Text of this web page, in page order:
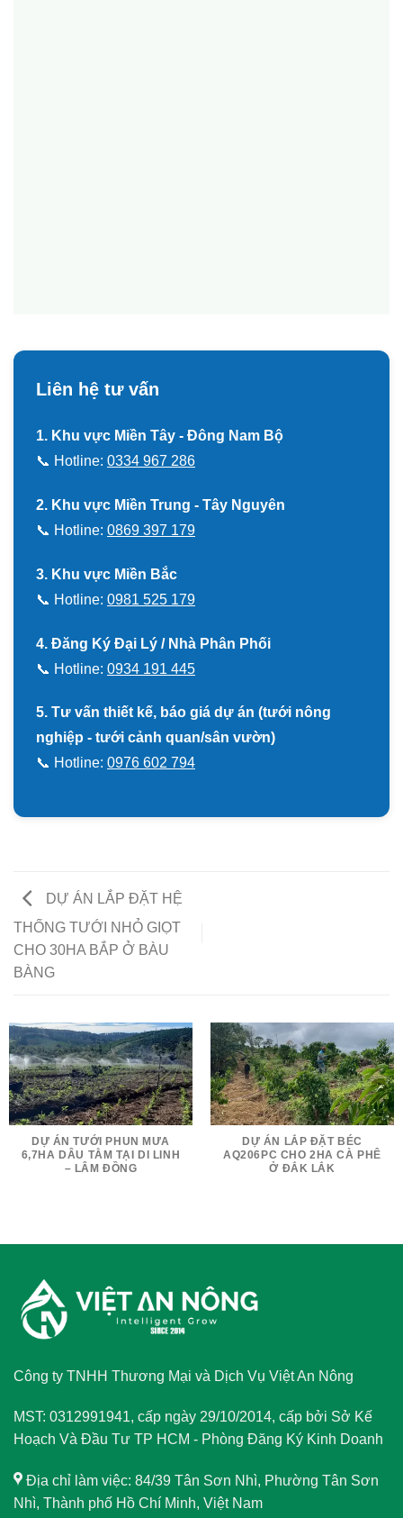
Liên hệ tư vấn
1. Khu vực Miền Tây - Đông Nam Bộ
📞 Hotline: 0334 967 286
2. Khu vực Miền Trung - Tây Nguyên
📞 Hotline: 0869 397 179
3. Khu vực Miền Bắc
📞 Hotline: 0981 525 179
4. Đăng Ký Đại Lý / Nhà Phân Phối
📞 Hotline: 0934 191 445
5. Tư vấn thiết kế, báo giá dự án (tưới nông
nghiệp - tưới cảnh quan/sân vườn)
📞 Hotline: 0976 602 794
DỰ ÁN LẮP ĐẶT HỆ
THỐNG TƯỚI NHỎ GIỌT
CHO 30HA BẮP Ở BÀU
BÀNG
DỰ ÁN TƯỚI PHUN MƯA
6,7HA DÂU TẰM TẠI DI LINH
– LÂM ĐỒNG
DỰ ÁN LẮP ĐẶT BÉC
AQ206PC CHO 2HA CÀ PHÊ
Ở ĐẮK LẮK
Công ty TNHH Thương Mại và Dịch Vụ Việt An Nông
MST: 0312991941, cấp ngày 29/10/2014, cấp bởi Sở Kế
Hoạch Và Đầu Tư TP HCM - Phòng Đăng Ký Kinh Doanh
Địa chỉ làm việc: 84/39 Tân Sơn Nhì, Phường Tân Sơn
Nhì, Thành phố Hồ Chí Minh, Việt Nam